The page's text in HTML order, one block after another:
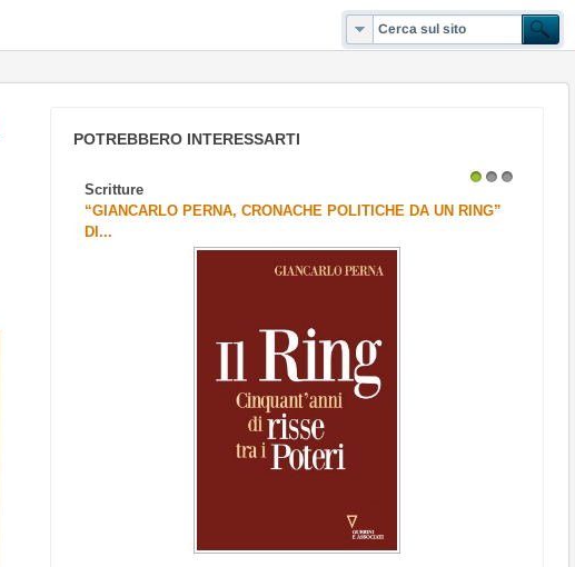
POTREBBERO INTERESSARTI
Scritture
“GIANCARLO PERNA, CRONACHE POLITICHE DA UN RING”
DI...